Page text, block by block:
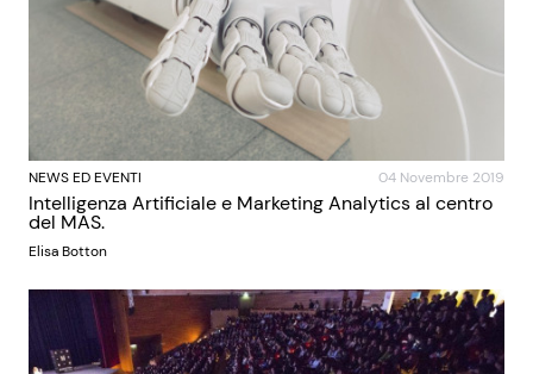
NEWS ED EVENTI 04 Novembre 2019
Intelligenza Artificiale e Marketing Analytics al centro
del MAS.
Elisa Botton